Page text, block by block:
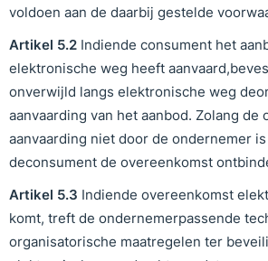
voldoen aan de daarbij gestelde
Artikel 5.2 Indiende consument het
elektronische weg heeft
onverwijld langs elektronische weg
aanvaarding van het aanbod. Zolang de
aanvaarding niet door de ondernemer
deconsument de overeenkomst
Artikel 5.3 Indiende overeenkomst
komt, treft de ondernemerpassende
organisatorische maatregelen ter